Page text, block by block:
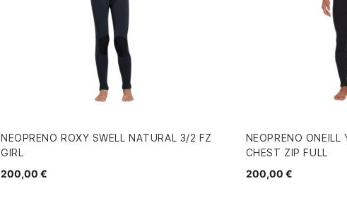
NEOPRENO ROXY SWELL NATURAL 3/2 FZ
GIRL
200,00 €
NEOPRENO
CHEST ZIP FULL
200,00 €